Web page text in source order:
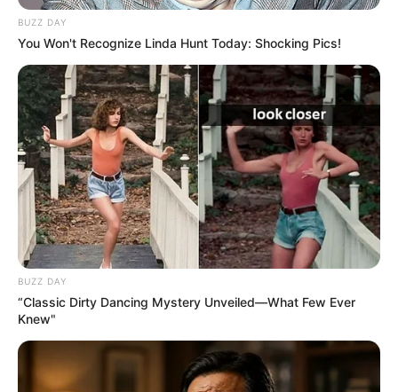
This Movie Is The Main Reason Ukraine Has Not Lost
To Russia
BRAINBERRIES
เว็บไซต์นี้ใช้คุกกี้
เพื่อการนำเสนอเนื้อหาที่ดี รวมถึงการจัดการข้อมูลส่วนบุคคล เพื่อให้คุณได้รับ
ประสบการณ์ที่ดีบนบริการของเว็บไซต์เรา หากคุณใช้บริการเว็บไซต์นี้ต่อไปโดย
ไม่มีการปรับตั้งค่าใดๆนั้น แสดงว่าคุณยอมรับนโยบายคุกกี้และนโยบายส่วน
บุคคลของเรา
ยอมรับ
BUZZ DAY
You Won't Recognize Linda Hunt Today: Shocking Pics!
BUZZ DAY
“Classic Dirty Dancing Mystery Unveiled—What Few Ever
Knew"